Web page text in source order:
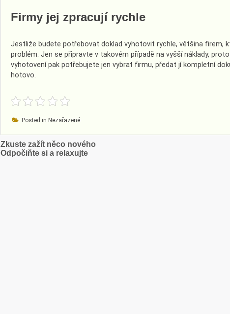
Firmy jej zpracují rychle
Jestliže budete potřebovat doklad vyhotovit rychle, většina firem,
problém. Jen se připravte v takovém případě na vyšší náklady,
vyhotovení pak potřebujete jen vybrat firmu, předat jí kompletní
hotovo.
Posted in Nezařazené
Navigace
pro
Zkuste zažít něco nového
Odpočiňte si a relaxujte